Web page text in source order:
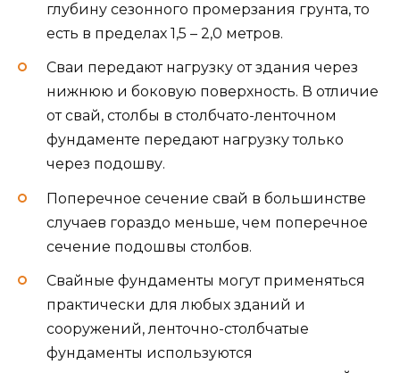
глубину сезонного промерзания грунта, то
есть в пределах 1,5 – 2,0 метров.
Сваи передают нагрузку от здания через
нижнюю и боковую поверхность. В отличие
от свай, столбы в столбчато-ленточном
фундаменте передают нагрузку только
через подошву.
Поперечное сечение свай в большинстве
случаев гораздо меньше, чем поперечное
сечение подошвы столбов.
Свайные фундаменты могут применяться
практически для любых зданий и
сооружений, ленточно-столбчатые
фундаменты используются